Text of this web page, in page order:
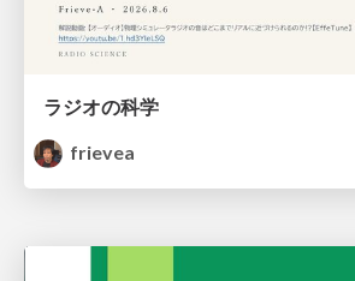
ラジオの科学
frievea